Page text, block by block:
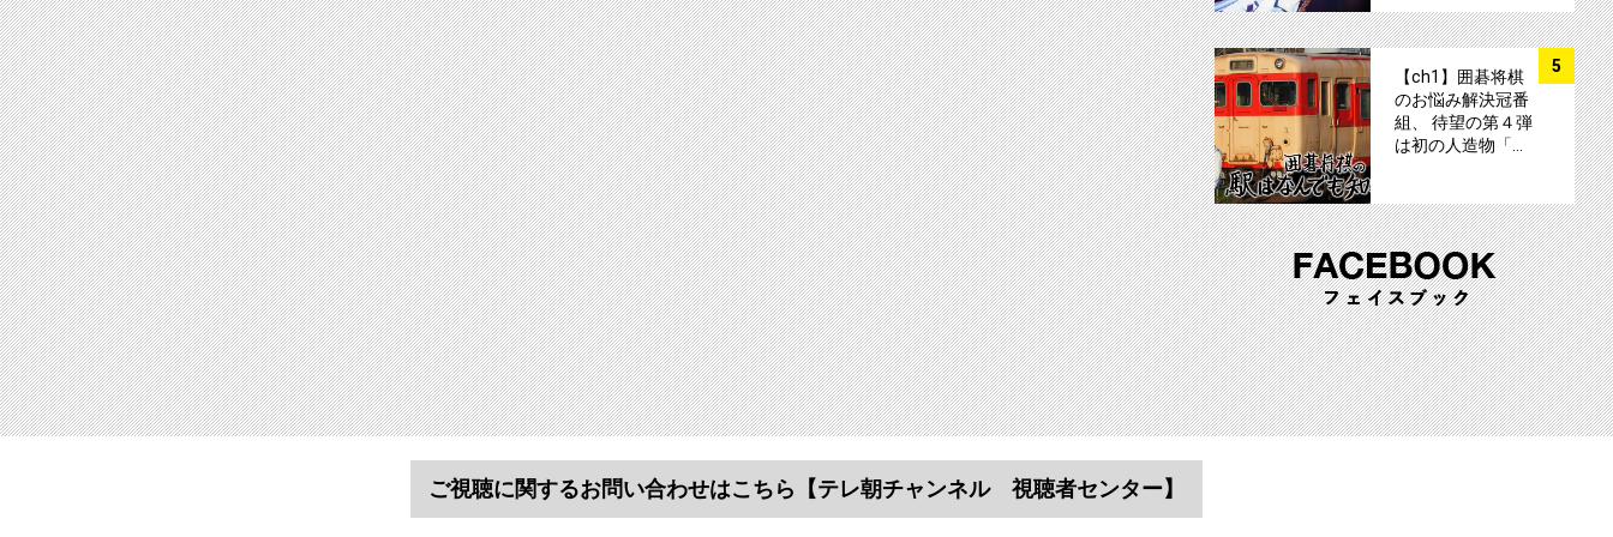
5
【ch1】囲碁将棋
のお悩み解決冠番
組、 待望の第４弾
は初の人造物「…
ご視聴に関するお問い合わせはこちら 【テレ朝チャンネル 視聴者センター】